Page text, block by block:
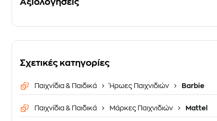
Αξιολογήσεις
Σχετικές κατηγορίες
Παιχνίδια & Παιδικά Ήρωες Παιχνιδιών Barbie
Παιχνίδια & Παιδικά Μάρκες Παιχνιδιών Mattel